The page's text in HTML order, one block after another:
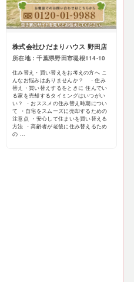
株式会社ひだまりハウス 野田店
所在地：千葉県野田市堤根114-10
住み替え・買い替えをお考えの方へ こ
んなお悩みはありませんか？ ・住み
替え・買い替えするをときに 住んでい
る家を売却するタイミングはいつがい
い？ ・おススメの住み替え時期につい
て ・自宅をスムーズに売却するための
注意点 ・安心して住まいを買い替える
方法 ・高齢者が老後に住み替えるため
の ...